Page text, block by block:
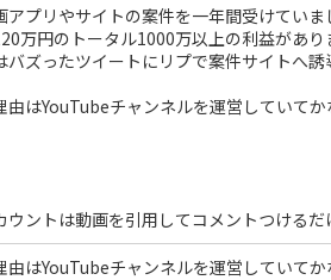
アプリやサイトの案件を一年間受けていま
万円のトータル1000万以上の利益があり
バズったツイートにリプで案件サイトへ
由はYouTubeチャンネルを運営していて
ウントは動画を引用してコメントつける
由はYouTubeチャンネルを運営していて